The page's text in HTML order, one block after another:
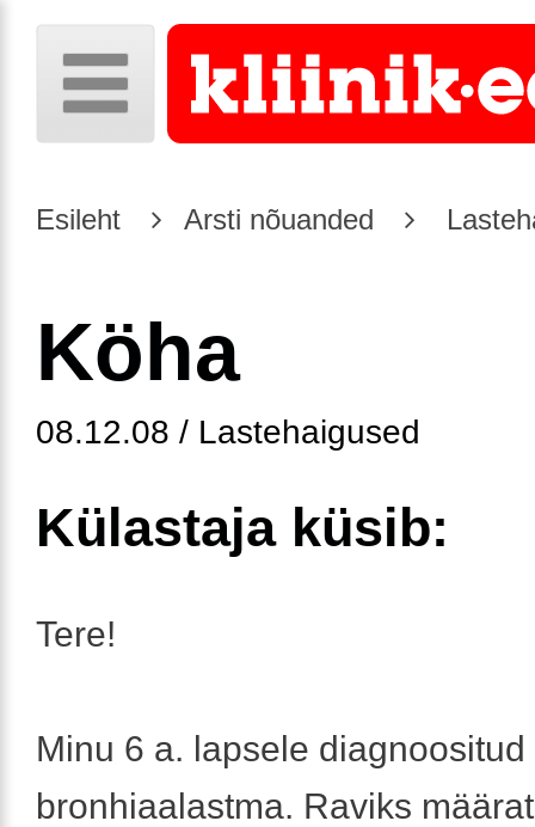
Esileht Arsti nõuanded
Köha
08.12.08 / Lastehaigused
Külastaja küsib:
Tere!
Minu 6 a. lapsele diagnoositud
bronhiaalastma. Raviks